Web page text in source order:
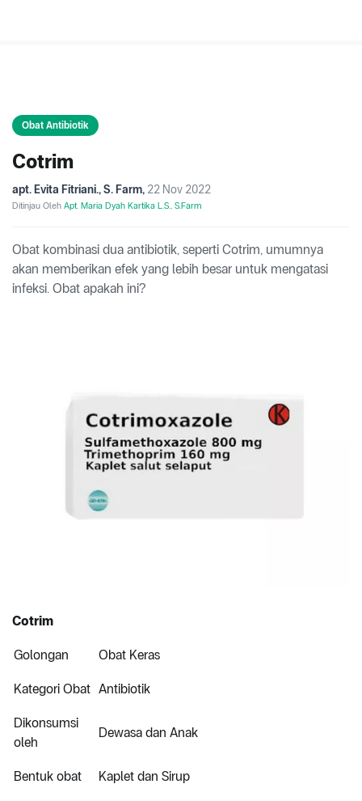
Obat Antibiotik
Cotrim
apt. Evita Fitriani., S. Farm, 22 Nov 2022
Ditinjau Oleh Apt. Maria Dyah Kartika L.S., S.Farm
Obat kombinasi dua antibiotik, seperti Cotrim, umumnya
akan memberikan efek yang lebih besar untuk mengatasi
infeksi. Obat apakah ini?
Cotrim
Golongan Obat Keras
Kategori Obat Antibiotik
Dikonsumsi
oleh
Dewasa dan Anak
Bentuk obat Kaplet dan Sirup